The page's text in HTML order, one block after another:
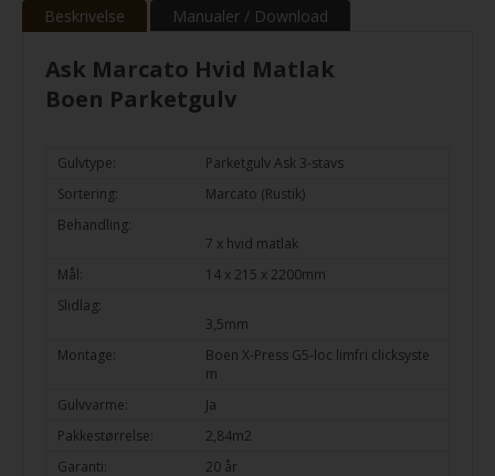
Beskrivelse Manualer / Download
Ask Marcato Hvid Matlak
Boen Parketgulv
Gulvtype:
Parketgulv Ask 3-stavs
Sortering:
Marcato (Rustik)
Behandling:
7 x hvid matlak
Mål:
14 x 215 x 2200mm
Slidlag:
3,5mm
Montage:
Boen X-Press G5-loc limfri clicksyste
m
Gulvvarme:
Ja
Pakkestørrelse:
2,84m2
Garanti:
20 år